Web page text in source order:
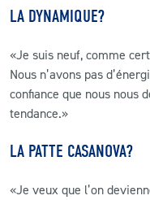
LA DYNAMIQUE?
«Je suis neuf, comme
Nous n’avons pas
confiance que nous nous
tendance.»
LA PATTE CASANOVA?
«Je veux que l’on